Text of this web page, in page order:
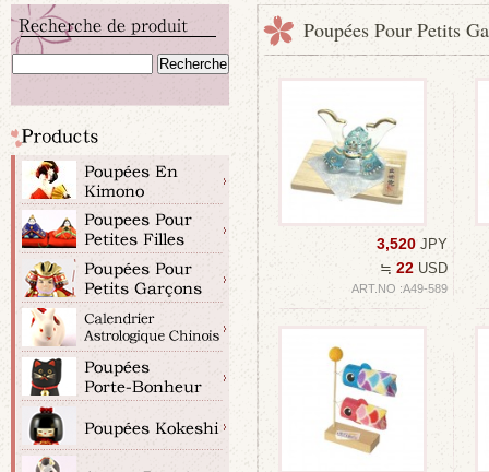
Poupées Pour Petits
3,520 JPY
≒ 22 USD
ART.NO :A49-589